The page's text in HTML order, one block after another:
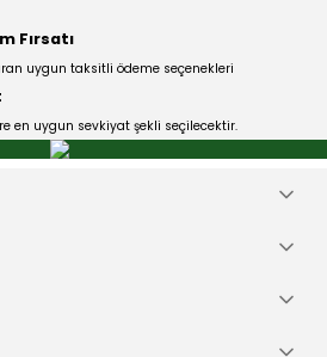
olmalı.
Fırsatı
uygun taksitli ödeme seçenekleri
en uygun sevkiyat şekli seçilecektir.